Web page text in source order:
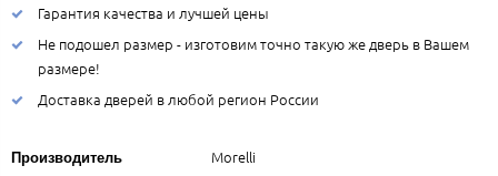
Гарантия качества и лучшей цены
Не подошел размер - изготовим точно такую же дверь в Вашем
размере!
Доставка дверей в любой регион России
Производитель Morelli